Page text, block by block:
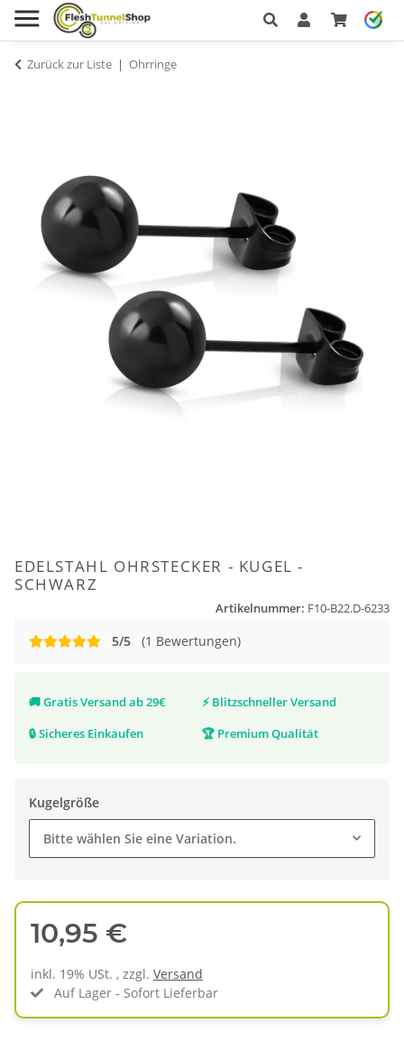
Zurück zur Liste Ohrringe
EDELSTAHL OHRSTECKER - KUGEL -
SCHWARZ
Artikelnummer: F10-B22.D-6233
5/5 (1 Bewertungen)
🚚Gratis Versand ab 29€ ⚡ Blitzschneller Versand
🔒Sicheres Einkaufen 🏆 Premium Qualität
Kugelgröße
Bitte wählen Sie eine Variation.
10,95 €
inkl. 19% USt. , zzgl. Versand
Auf Lager - Sofort Lieferbar